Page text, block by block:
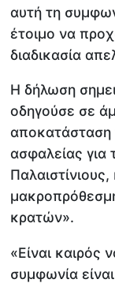
αυτή τη
έτοιμο να
διαδικασία
Η δήλωση
οδηγούσε σε
αποκατάσταση
ασφαλείας για
Παλαιστίνιους,
κρατών».
«Είναι καιρός
συμφωνία